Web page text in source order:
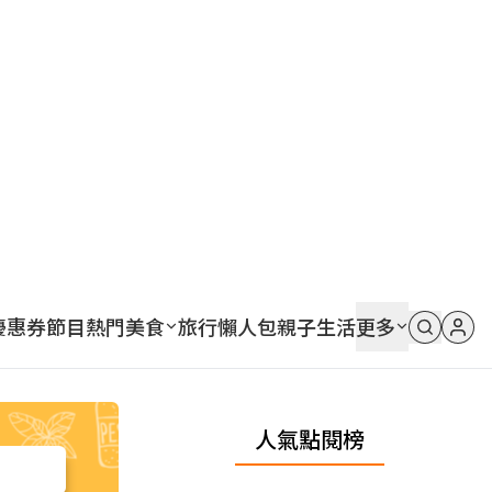
惠券節目熱門美食 旅行懶人包親子生活更多
人氣點閱榜